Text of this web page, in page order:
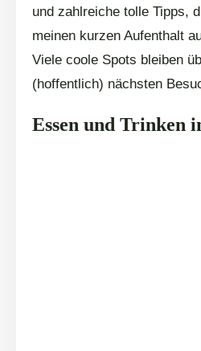
und zahlreiche tolle Tipps,
meinen kurzen Aufenthalt
Viele coole Spots bleiben
(hoffentlich) nächsten
Essen und Trinken